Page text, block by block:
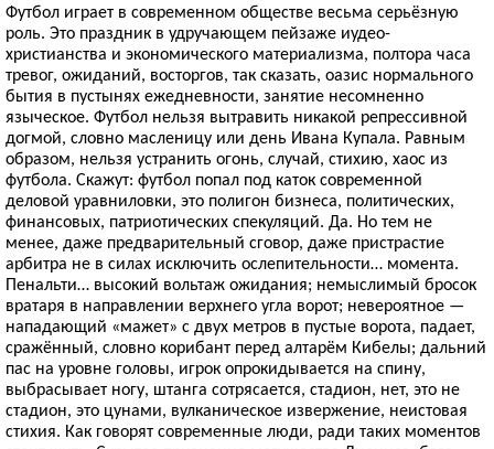
Футбол играет в современном обществе весьма серьёзную
роль. Это праздник в удручающем пейзаже иудео-
христианства и экономического материализма, полтора часа
тревог, ожиданий, восторгов, так сказать, оазис нормального
бытия в пустынях ежедневности, занятие несомненно
языческое. Футбол нельзя вытравить никакой репрессивной
догмой, словно масленицу или день Ивана Купала. Равным
образом, нельзя устранить огонь, случай, стихию, хаос из
футбола. Скажут: футбол попал под каток современной
деловой уравниловки, это полигон бизнеса, политических,
финансовых, патриотических спекуляций. Да. Но тем не
менее, даже предварительный сговор, даже пристрастие
арбитра не в силах исключить ослепительности… момента.
Пенальти… высокий вольтаж ожидания; немыслимый бросок
вратаря в направлении верхнего угла ворот; невероятное —
нападающий «мажет» с двух метров в пустые ворота, падает,
сражённый, словно корибант перед алтарём Кибелы; дальний
пас на уровне головы, игрок опрокидывается на спину,
выбрасывает ногу, штанга сотрясается, стадион, нет, это не
стадион, это цунами, вулканическое извержение, неистовая
стихия. Как говорят современные люди, ради таких моментов